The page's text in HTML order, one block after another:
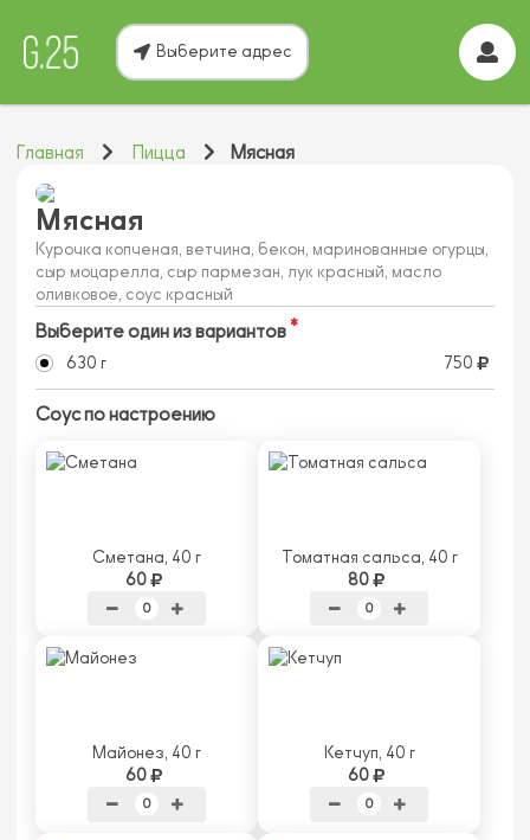
Выберите адрес
Главная Пицца Мясная
Мясная
Курочка копченая, ветчина, бекон, маринованные огурцы,
сыр моцарелла, сыр пармезан, лук красный, масло
оливковое, соус красный
Выберите один из вариантов
630 г 750
Соус по настроению
Сметана, 40 г
60
Томатная сальса, 40 г
80
Майонез, 40 г
60
Кетчуп, 40 г
60